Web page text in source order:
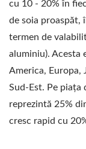
DE
cu 10 - 20% în
de soia proaspăt,
termen de
aluminiu). Acesta
America, Europa,
Sud-Est. Pe piața
reprezintă 25%
cresc rapid cu